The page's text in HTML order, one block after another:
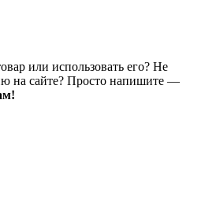
или использовать его? Не
на сайте? Просто напишите —